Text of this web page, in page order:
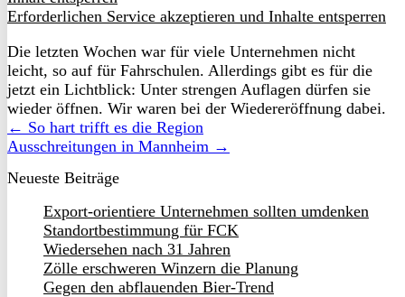
Erforderlichen Service akzeptieren und Inhalte entsperren
Die letzten Wochen war für viele Unternehmen nicht
leicht, so auf für Fahrschulen. Allerdings gibt es für die
jetzt ein Lichtblick: Unter strengen Auflagen dürfen sie
wieder öffnen. Wir waren bei der Wiedereröffnung dabei.
← So hart trifft es die Region
Ausschreitungen in Mannheim →
Neueste Beiträge
Export-orientiere Unternehmen sollten umdenken
Standortbestimmung für FCK
Wiedersehen nach 31 Jahren
Zölle erschweren Winzern die Planung
Gegen den abflauenden Bier-Trend